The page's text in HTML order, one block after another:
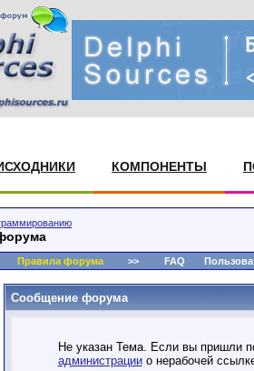
КОМПОНЕНТЫ
Правила форума>> FAQ
Сообщение форума
Не указан Тема. Если вы пришли
администрациио нерабочей